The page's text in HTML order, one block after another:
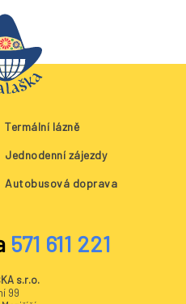
Termální lázně
Jednodenní zájezdy
Autobusová doprava
571 611 221
s.r.o.
99